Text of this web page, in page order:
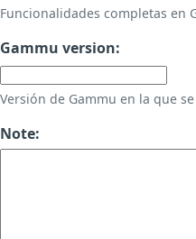
Funcionalidades completas en
Gammu version:
Versión de Gammu en la que
Note: